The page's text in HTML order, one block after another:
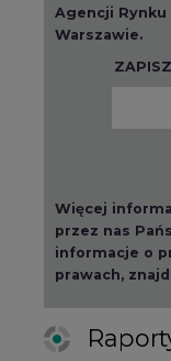
Agencji Rynku
Warszawie.
Więcej
przez nas
informacje o
prawach,